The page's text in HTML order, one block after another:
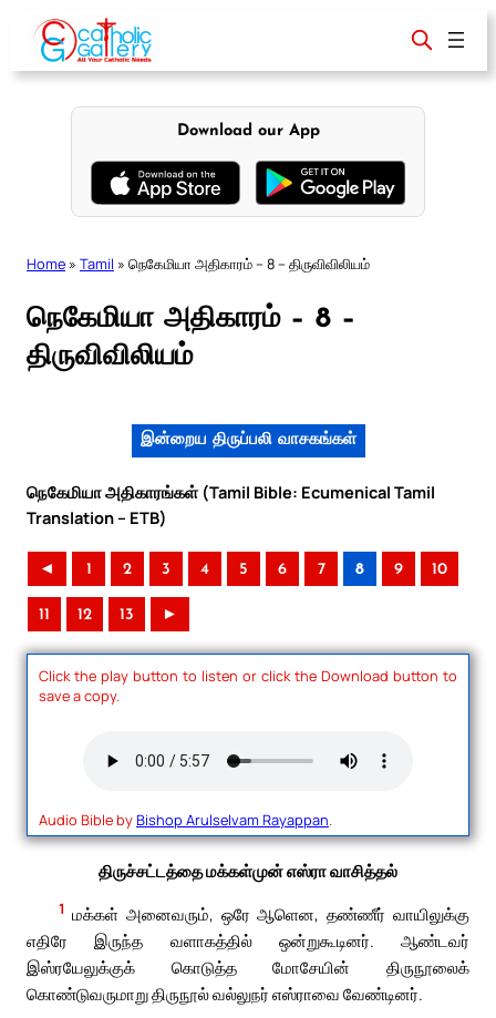
content
Download our App
Home » Tamil » நெகேமியா அதிகாரம் – 8 – திருவிவிலியம்
நெகேமியா அதிகாரம் – 8 –
திருவிவிலியம்
இன்றைய திருப்பலி வாசகங்கள்
நெகேமியா அதிகாரங்கள் (Tamil Bible: Ecumenical Tamil
Translation – ETB)
◄ 1 2 3 4 5 6 7 8 9 10
11 12 13 ►
Click the play button to listen or click the Download button to
save a copy.
Audio Bible byBishop Arulselvam Rayappan.
திருச்சட்டத்தை மக்கள்முன் எஸ்ரா வாசித்தல்
1 மக்கள் அனைவரும், ஒரே ஆளென, தண்ணீர் வாயிலுக்கு
எதிரே இருந்த வளாகத்தில் ஒன்றுகூடினர். ஆண்டவர்
இஸ்ரயேலுக்குக் கொடுத்த மோசேயின் திருநூலைக்
கொண்டுவருமாறு திருநூல் வல்லுநர் எஸ்ராவை வேண்டினர்.